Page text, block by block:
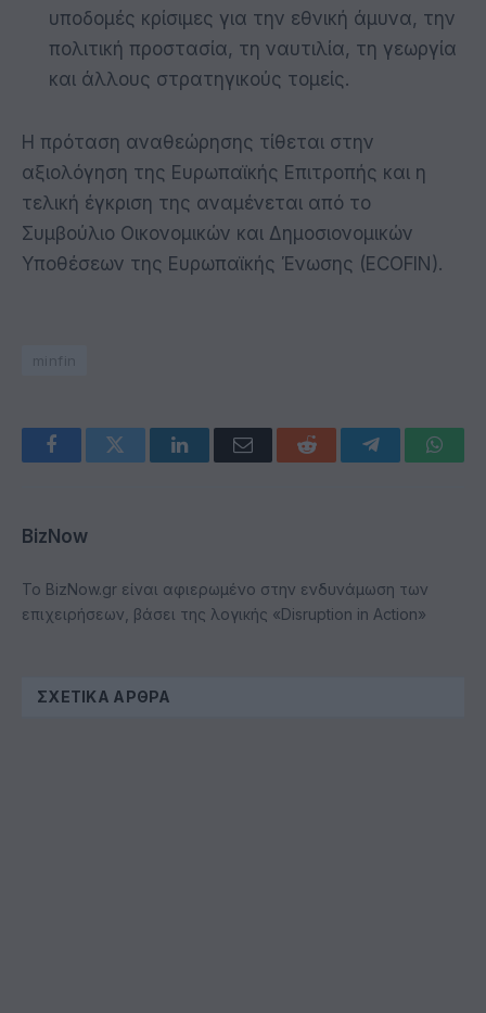
υποδομές κρίσιμες για την εθνική άμυνα, την
πολιτική προστασία, τη ναυτιλία, τη γεωργία
και άλλους στρατηγικούς τομείς.
Η πρόταση αναθεώρησης τίθεται στην
αξιολόγηση της Ευρωπαϊκής Επιτροπής και η
τελική έγκριση της αναμένεται από το
Συμβούλιο Οικονομικών και Δημοσιονομικών
Υποθέσεων της Ευρωπαϊκής Ένωσης (ECOFIN).
minfin
FacebookTwitter LinkedInEmail Reddit Telegram
BizNow
Το BizNow.gr είναι αφιερωμένο στην ενδυνάμωση των
επιχειρήσεων, βάσει της λογικής «Disruption in Action»
ΣΧΕΤΙΚΆ ΆΡΘΡΑ